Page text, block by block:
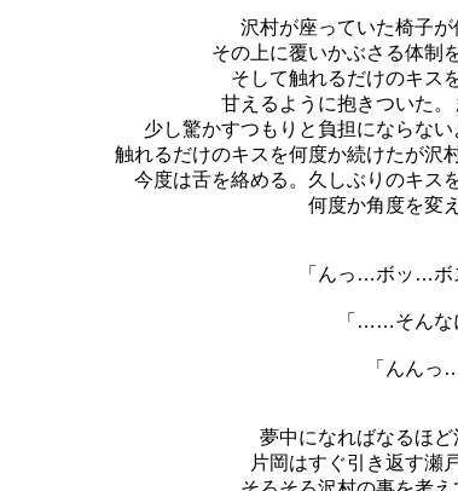
沢村が座っていた椅子
その上に覆いかぶさる体制
そして触れるだけのキス
甘えるように抱きついた
少し驚かすつもりと負担にならな
触れるだけのキスを何度か続けたが沢
今度は舌を絡める。久しぶりのキス
何度か角度を変
「んっ…ボッ…
「……そんな
「んん
夢中になればなるほど
片岡はすぐ引き返す瀬